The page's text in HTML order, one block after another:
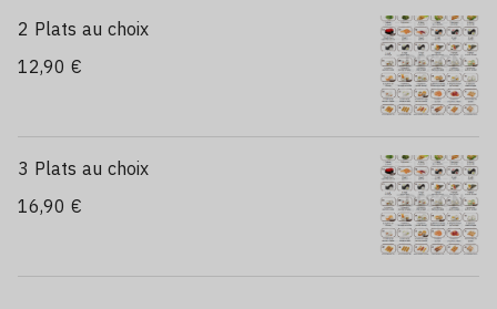
2 Plats au choix
12,90 €
3 Plats au choix
16,90 €